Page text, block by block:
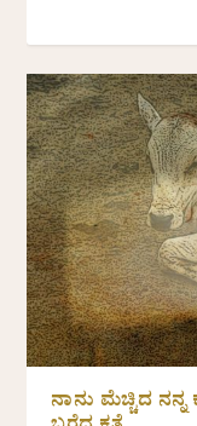
ನಾನು ಮೆಚ್ಚಿದ